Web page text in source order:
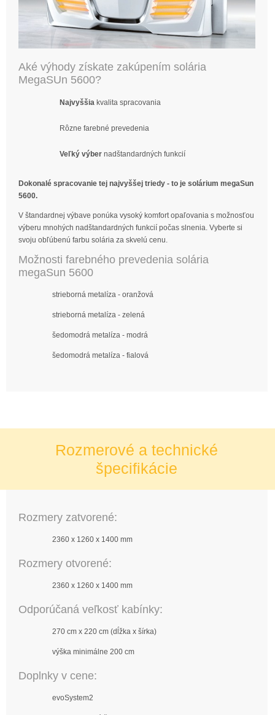
Aké výhody získate zakúpením solária
MegaSUn 5600?
Najvyššia kvalita spracovania
Rôzne farebné prevedenia
Veľký výber nadštandardných funkcií
Dokonalé spracovanie tej najvyššej triedy - to je solárium megaSun
5600.
V štandardnej výbave ponúka vysoký komfort opaľovania s možnosťou
výberu mnohých nadštandardných funkcií počas slnenia. Vyberte si
svoju obľúbenú farbu solária za skvelú cenu.
Možnosti farebného prevedenia solária
megaSun 5600
strieborná metalíza - oranžová
strieborná metalíza - zelená
šedomodrá metalíza - modrá
šedomodrá metalíza - fialová
Rozmerové a technické
špecifikácie
Rozmery zatvorené:
2360 x 1260 x 1400 mm
Rozmery otvorené:
2360 x 1260 x 1400 mm
Odporúčaná veľkosť kabínky:
270 cm x 220 cm (dĺžka x šírka)
výška minimálne 200 cm
Doplnky v cene:
evoSystem2